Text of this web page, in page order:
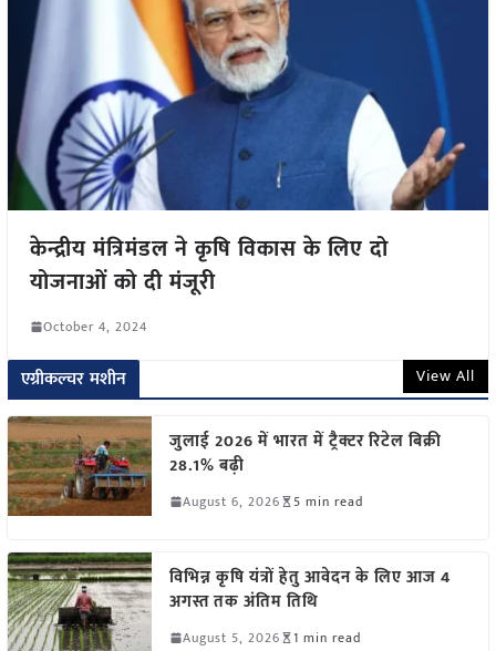
केन्द्रीय मंत्रिमंडल ने कृषि विकास के लिए दो
योजनाओं को दी मंजूरी
October 4, 2024
एग्रीकल्चर मशीन View All
जुलाई 2026 में भारत में ट्रैक्टर रिटेल बिक्री
28.1% बढ़ी
August 6, 2026 5 min read
विभिन्न कृषि यंत्रों हेतु आवेदन के लिए आज 4
अगस्त तक अंतिम तिथि
August 5, 2026 1 min read